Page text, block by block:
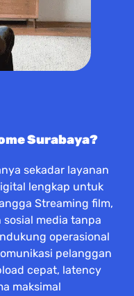
Surabaya?
sekadar layanan
lengkap untuk
Streaming film,
sosial media tanpa
operasional
pelanggan
cepat, latency
maksimal